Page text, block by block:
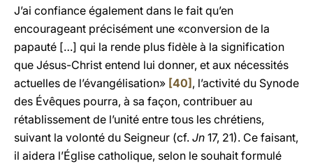
J’ai confiance également dans le fait qu’en
encourageant précisément une «conversion de la
papauté […] qui la rende plus fidèle à la signification
que Jésus-Christ entend lui donner, et aux nécessités
actuelles de l’évangélisation» [40] , l’activité du Synode
des Évêques pourra, à sa façon, contribuer au
rétablissement de l’unité entre tous les chrétiens,
suivant la volonté du Seigneur (cf. Jn 17, 21). Ce faisant,
il aidera l’Église catholique, selon le souhait formulé